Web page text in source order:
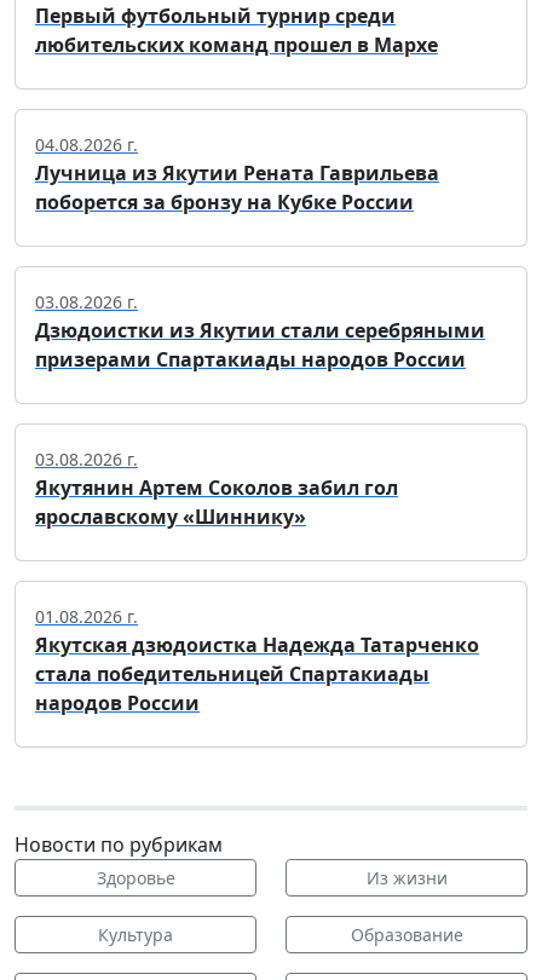
Первый футбольный турнир среди
любительских команд прошел в Мархе
04.08.2026 г.
Лучница из Якутии Рената Гаврильева
поборется за бронзу на Кубке России
03.08.2026 г.
Дзюдоистки из Якутии стали серебряными
призерами Спартакиады народов России
03.08.2026 г.
Якутянин Артем Соколов забил гол
ярославскому «Шиннику»
01.08.2026 г.
Якутская дзюдоистка Надежда Татарченко
стала победительницей Спартакиады
народов России
Новости по рубрикам
Здоровье Из жизни
Культура Образование